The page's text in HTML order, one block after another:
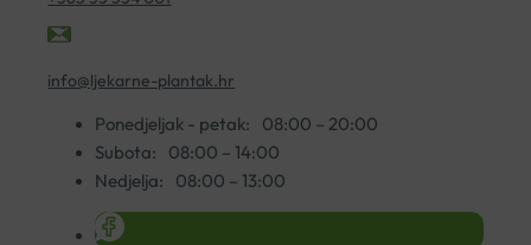
info@ljekarne-plantak.hr
Ponedjeljak - petak:
08:00 – 20:00
Subota:
08:00 – 14:00
Nedjelja:
08:00 – 13:00